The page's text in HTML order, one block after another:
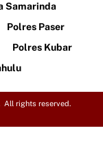
Samarinda
Polres Paser
Polres Kubar
All rights reserved.